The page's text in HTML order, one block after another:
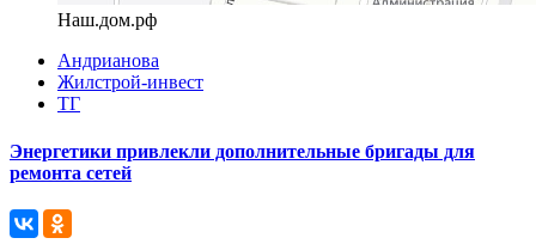
Наш.дом.рф
Андрианова
Жилстрой-инвест
ТГ
Энергетики привлекли дополнительные бригады для
ремонта сетей